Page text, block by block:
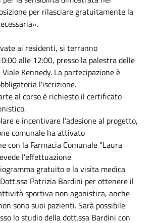
per rilasciare gratuitamente la
ai residenti, si terranno
alle 12:00, presso la palestra delle
Kennedy. La partecipazione è
l'iscrizione.
al corso è richiesto il certificato
e incentivare l’adesione al progetto,
comunale ha attivato
con la Farmacia Comunale “Laura
l'effettuazione
gratuito e la visita medica
Patrizia Bardini per ottenere il
sportiva non agonistica, anche
sono suoi pazienti. Sarà possibile
lo studio della dott.ssa Bardini con